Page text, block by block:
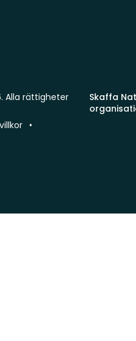
Skaffa
Alla rättigheter